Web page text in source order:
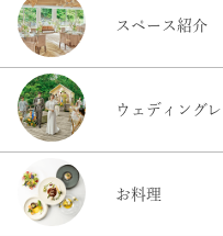
スペース紹介
ウェディング
お料理